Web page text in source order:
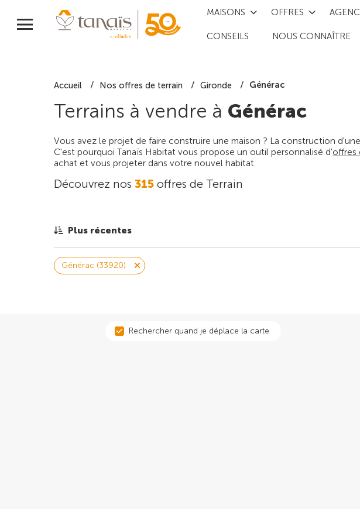
MAISONS OFFRES
CONSEILS NOUS CONNAÎTRE
Accueil Nos offres de terrain Gironde Générac
Terrains à vendre à Générac
Vous avez le projet de faire construire une maison ? La construction
C'est pourquoi Tanaïs Habitat vous propose un outil personnalisé d'offres
achat et vous projeter dans votre nouvel habitat.
Découvrez nos 315 offres de Terrain
Plus récentes
Générac (33920)
Rechercher quand je déplace la carte